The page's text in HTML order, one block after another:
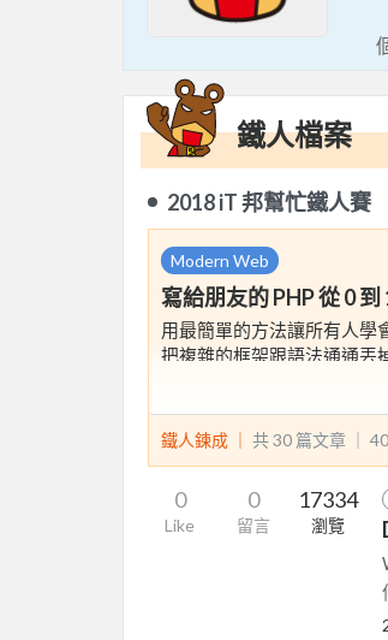
鐵人檔案
2018 iT 邦幫忙鐵人賽
Modern Web
寫給朋友的 PHP 從 0
用最簡單的方法讓所有人學
把複雜的框架跟語法通通丟
語法可以 Google 名詞可以
鐵人鍊成 ｜ 共 30 篇文章 ｜
0
Like
0
留言
17334
瀏覽